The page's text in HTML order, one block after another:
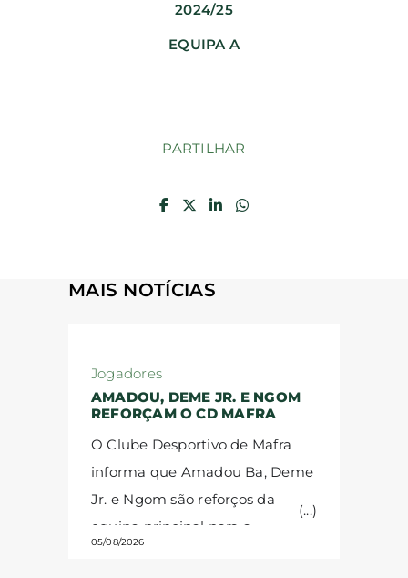
2024/25
EQUIPA A
PARTILHAR
MAIS NOTÍCIAS
Jogadores
AMADOU, DEME JR. E NGOM
REFORÇAM O CD MAFRA
O Clube Desportivo de Mafra
informa que Amadou Ba, Deme
Jr. e Ngom são reforços da
equipa principal para a
05/08/2026